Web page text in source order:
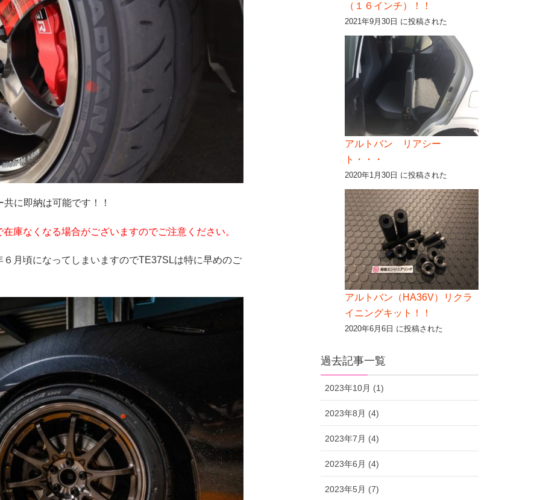
に即納は可能です！！
庫なくなる場合がございますのでご注意ください。
月頃になってしまいますのでTE37SLは特に早めのご
（１６インチ）！！
2021年9月30日 に投稿された
アルトバン リアシー
ト・・・
2020年1月30日 に投稿された
アルトバン（HA36V）リクラ
イニングキット！！
2020年6月6日 に投稿された
過去記事一覧
2023年10月 (1)
2023年8月 (4)
2023年7月 (4)
2023年6月 (4)
2023年5月 (7)